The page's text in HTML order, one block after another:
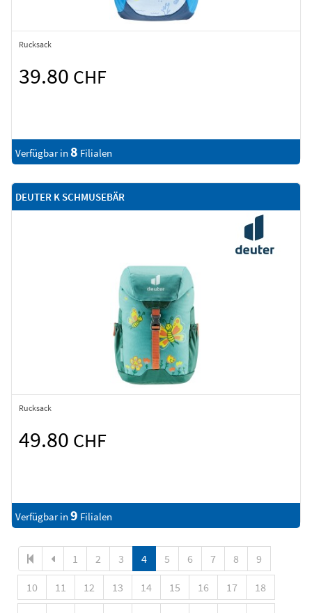
Rucksack
39.80 CHF
Verfügbar in 8 Filialen
DEUTER K SCHMUSEBÄR
Rucksack
49.80 CHF
Verfügbar in 9 Filialen
1 2 3 4 5 6 7 8 9
10 11 12 13 14 15 16 17 18